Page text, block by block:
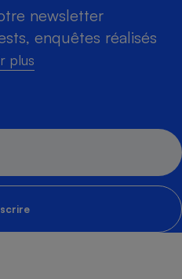
newsletter
enquêtes réalisés
plus